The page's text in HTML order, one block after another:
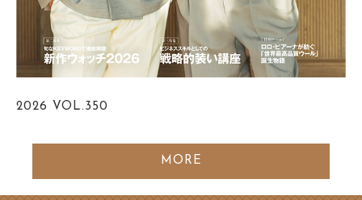
2026 VOL.350
MORE